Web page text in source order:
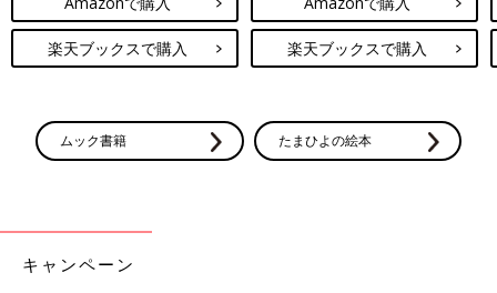
楽天ブックスで購入 楽天ブックスで購入
ムック書籍 たまひよの絵本
キャンペーン